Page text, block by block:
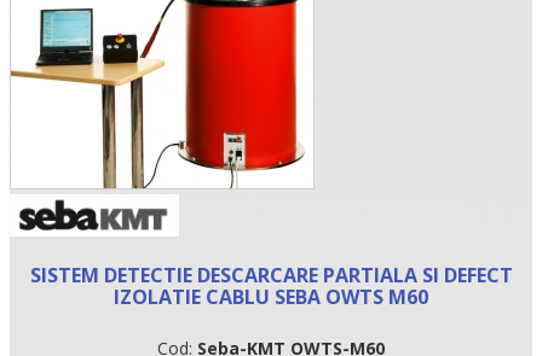
SISTEM DETECTIE DESCARCARE PARTIALA SI DEFECT
IZOLATIE CABLU SEBA OWTS M60
Cod: Seba-KMT OWTS-M60